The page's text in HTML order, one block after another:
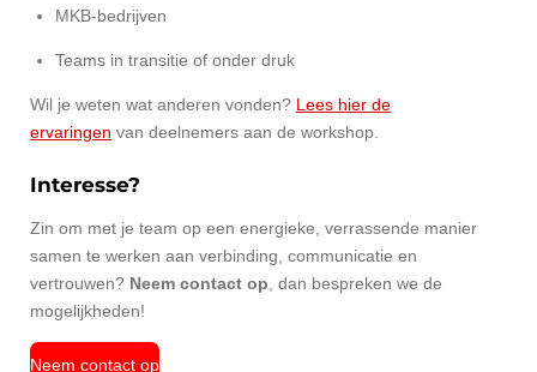
MKB-bedrijven
Teams in transitie of onder druk
Wil je weten wat anderen vonden? Lees hier de
ervaringen van deelnemers aan de workshop.
Interesse?
Zin om met je team op een energieke, verrassende manier
samen te werken aan verbinding, communicatie en
vertrouwen? Neem contact op , dan bespreken we de
mogelijkheden!
Neem contact op